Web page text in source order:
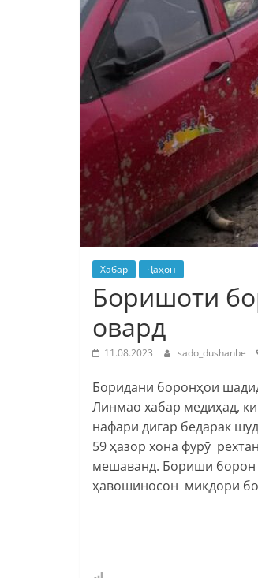
Хабар Ҷаҳон
Боришоти
овард
11.08.2023 sado_dushanbe
Боридани боронҳои
Линмао хабар медиҳад,
нафари дигар бедарак
59 ҳазор хона фурӯ
мешаванд. Бориши борон
ҳавошиносон миқдори